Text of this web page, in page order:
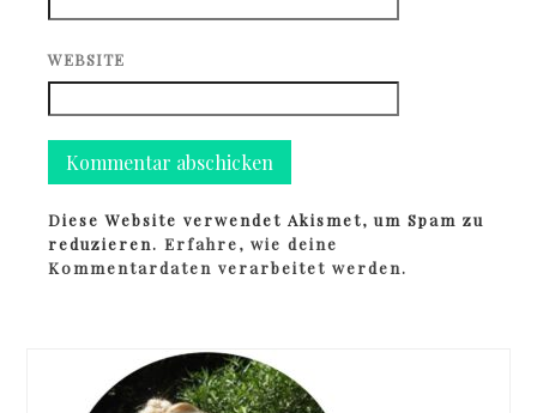
WEBSITE
Diese Website verwendet Akismet, um Spam zu
reduzieren.Erfahre, wie deine
Kommentardaten verarbeitet werden.